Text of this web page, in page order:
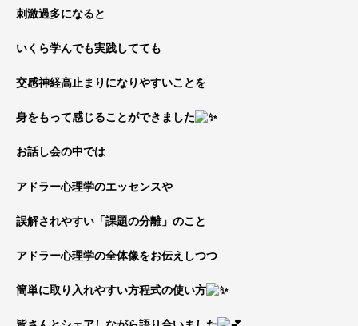
刺激過多になると
いくら学んでも実践してても
交感神経高止まりになりやすいことを
身をもって感じることができました
お話し会の中では
アドラー心理学のエッセンスや
誤解されやすい「課題の分離」のこと
アドラー心理学の全体像をお伝えしつつ
簡単に取り入れやすい方程式の使い方